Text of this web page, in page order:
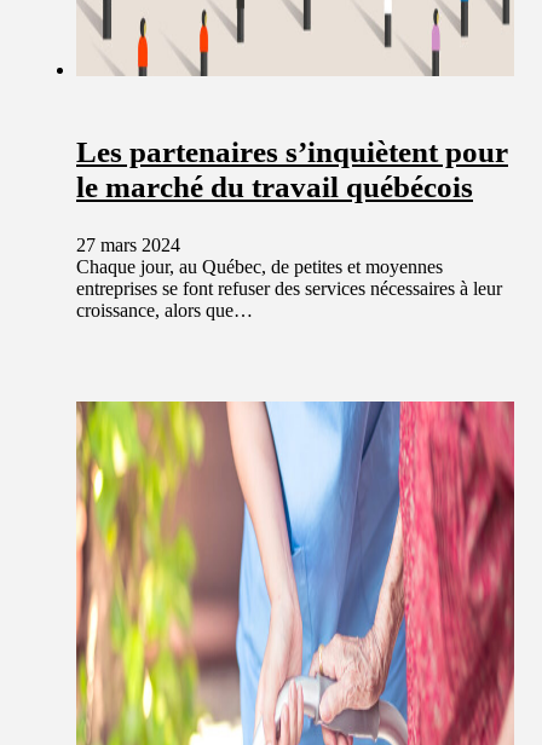
Les partenaires s’inquiètent pour
le marché du travail québécois
27 mars 2024
Chaque jour, au Québec, de petites et moyennes
entreprises se font refuser des services nécessaires à leur
croissance, alors que…